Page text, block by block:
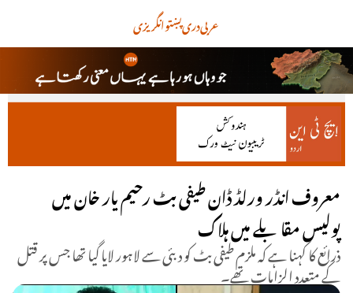
انگریزیپښتودریعربی
معروف انڈر ورلڈ ڈان طیفی بٹ رحیم یار خان میں
پولیس مقابلے میں ہلاک
ذرائع کا کہنا ہے کہ ملزم طیفی بٹ کو دبئی سے لاہور لایا گیا تھا جس پر قتل
کے متعدد الزامات تھے۔